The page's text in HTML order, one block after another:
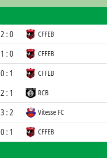
2 : 0 CFFEB
1 : 0 CFFEB
0 : 1 CFFEB
2 : 1 RCB
3 : 2 Vitesse FC
0 : 1 CFFEB